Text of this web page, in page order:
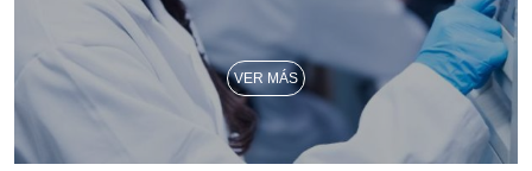
VER MÁS